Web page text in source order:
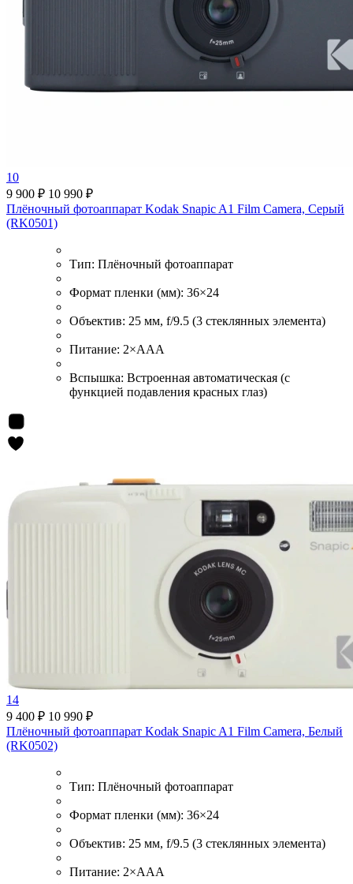
10
9 900 ₽ 10 990 ₽
Плёночный фотоаппарат Kodak Snapic A1 Film Camera, Серый
(RK0501)
Тип: Плёночный фотоаппарат
Формат пленки (мм): 36×24
Объектив: 25 мм, f/9.5 (3 стеклянных элемента)
Питание: 2×ААА
Вспышка: Встроенная автоматическая (с
функцией подавления красных глаз)
14
9 400 ₽ 10 990 ₽
Плёночный фотоаппарат Kodak Snapic A1 Film Camera, Белый
(RK0502)
Тип: Плёночный фотоаппарат
Формат пленки (мм): 36×24
Объектив: 25 мм, f/9.5 (3 стеклянных элемента)
Питание: 2×ААА